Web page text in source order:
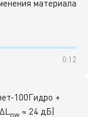
материала
0:12
100Гидро +
nw ≈ 24 дБ)